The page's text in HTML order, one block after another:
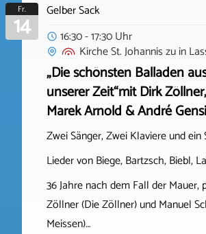
Fr.
14
Gelber Sack
16:30 - 17:30 Uhr
Kirche St. Johannis zuin
„Die schönsten Balladen
unserer Zeit“mit Dirk
Marek Arnold & André
Zwei Sänger, Zwei Klaviere und ein
Lieder von Biege, Bartzsch, Biebl,
36 Jahre nach dem Fall der Mauer,
Zöllner (Die Zöllner) und Manuel
Meissen)…